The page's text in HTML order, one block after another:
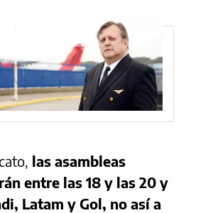
las asambleas
entre las 18 y las 20 y
Latam y Gol, no así a